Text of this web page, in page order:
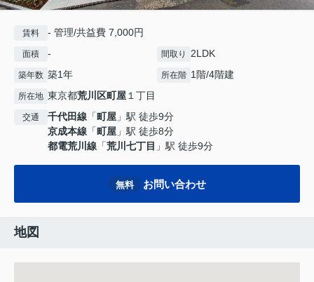
賃料 - 管理/共益費 7,000円
面積 - 間取り 2LDK
築年数 築1年 所在階 1階/4階建
所在地 東京都荒川区町屋 １丁目
交通 千代田線 「町屋 」駅 徒歩9分
京成本線 「町屋 」駅 徒歩8分
都電荒川線 「荒川七丁目 」駅 徒歩9分
無料 お問い合わせ
地図